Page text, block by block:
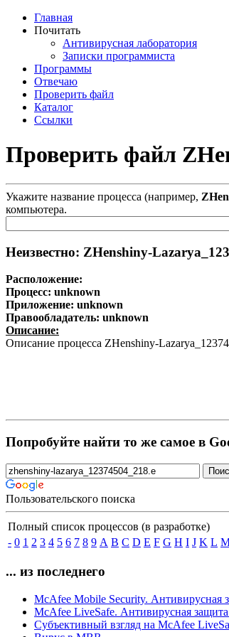
Главная
Почитать
Антивирусная лаборатория
Записки программиста
Программы
Отвечаю
Проверить файл
Каталог
Ссылки
Проверить файл
Укажите название процесса (например,
компьютера.
Неизвестно: ZHenshiny-
Расположение:
Процесс: unknown
Приложение: unknown
Правообладатель: unknown
Описание:
Описание процесса ZHenshiny-
Попробуйте найти то же самое в
Пользовательского поиска
Полный список процессов (в разработке)
- 0 1 2 3 4 5 6 7 8 9 A B C D E F G H I J K L
... из последнего
McAfee Mobile Security. Антивирусная
McAfee LiveSafe. Антивирусная
Субъективный взгляд на McAfee